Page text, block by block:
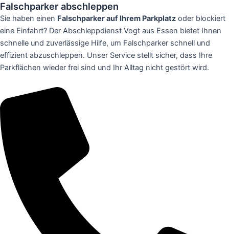
Falschparker abschleppen
Sie haben einen Falschparker auf Ihrem Parkplatz oder blockiert
eine Einfahrt? Der Abschleppdienst Vogt aus Essen bietet Ihnen
schnelle und zuverlässige Hilfe, um Falschparker schnell und
effizient abzuschleppen. Unser Service stellt sicher, dass Ihre
Parkflächen wieder frei sind und Ihr Alltag nicht gestört wird.